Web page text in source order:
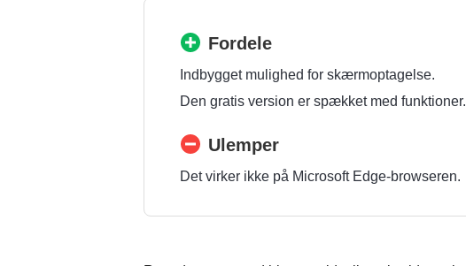
Fordele
Indbygget mulighed for skærmoptagelse.
Den gratis version er spækket med funktioner.
Ulemper
Det virker ikke på Microsoft Edge-browseren.